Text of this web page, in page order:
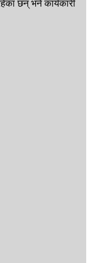
छन् भने कार्यकारी